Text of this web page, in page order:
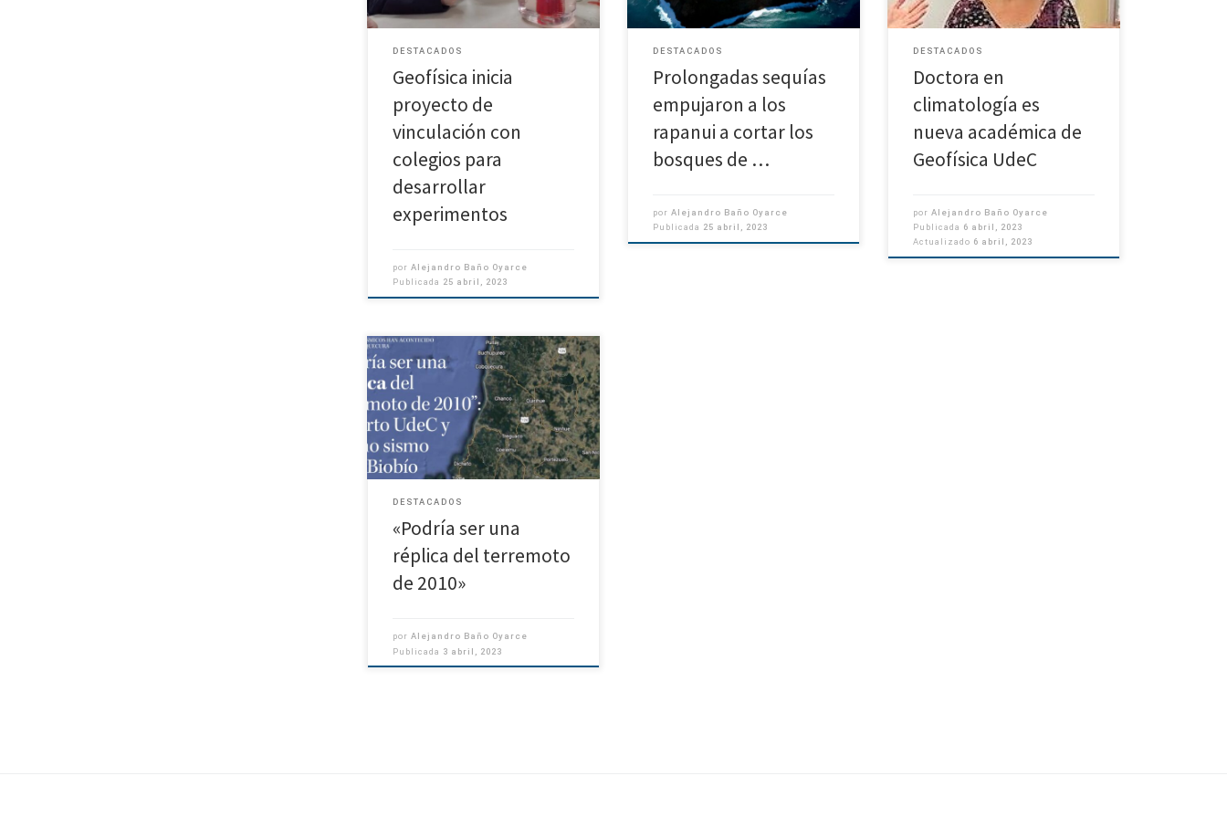
Geofísica, durante abril y mayo los
[…]
DESTACADOS
Geofísica inicia
proyecto de
vinculación con
colegios para
desarrollar
experimentos
porAlejandro Baño Oyarce
Publicada 25 abril, 2023
prestigiosa revista y […]
DESTACADOS
Prolongadas sequías
empujaron a los
rapanui a cortar los
bosques de …
porAlejandro Baño Oyarce
Publicada 25 abril, 2023
Geofísica, […]
DESTACADOS
Doctora en
climatología es
nueva académica de
Geofísica UdeC
porAlejandro Baño Oyarce
Publicada 6 abril, 2023
Actualizado 6 abril, 2023
Experto de Geofísica UdeC Arturo
Belmonte se refiere a último sismo en
Bío Bío
DESTACADOS
«Podría ser una
réplica del terremoto
de 2010»
porAlejandro Baño Oyarce
Publicada 3 abril, 2023